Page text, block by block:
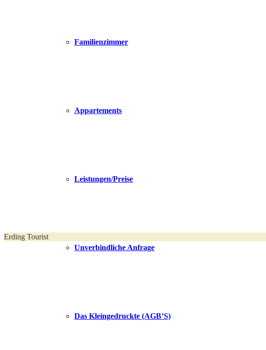
Familienzimmer
Appartements
Leistungen/Preise
Unverbindliche Anfrage
Das Kleingedruckte (AGB’S)
Erding Tourist